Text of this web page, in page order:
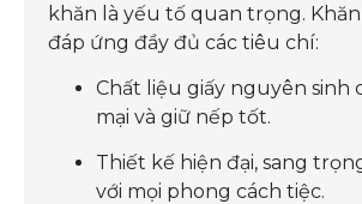
khăn là yếu tố quan trọng. Khăn
đáp ứng đầy đủ các tiêu chí:
Chất liệu giấy nguyên sinh
mại và giữ nếp tốt.
Thiết kế hiện đại, sang
với mọi phong cách tiệc.